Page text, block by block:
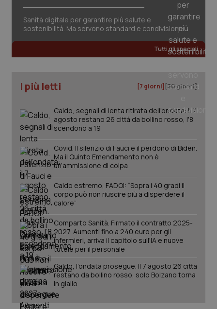
Sanità digitale per garantire più salute e
sostenibilità. Ma servono standard e condivisione
Tutti gli speciali
I più letti [7 giorni] [30 giorni]
Caldo, segnali di lenta ritirata dell'ondata: il 7
agosto restano 26 città da bollino rosso, l'8
scendono a 19
Covid. Il silenzio di Fauci e il perdono di Biden.
Ma il Quinto Emendamento non è
un’ammissione di colpa
Caldo estremo, FADOI: “Sopra i 40 gradi il
corpo può non riuscire più a disperdere il
calore”
Comparto Sanità. Firmato il contratto 2025-
2027. Aumenti fino a 240 euro per gli
infermieri, arriva il capitolo sull'IA e nuove
tutele per il personale
Caldo, l’ondata prosegue. Il 7 agosto 26 città
restano da bollino rosso, solo Bolzano torna
in giallo
session-id
www.quotidianosanita.it